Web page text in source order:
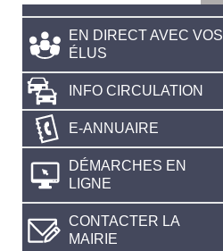
EN DIRECT AVEC VOS
ÉLUS
INFO CIRCULATION
E-ANNUAIRE
DÉMARCHES EN
LIGNE
CONTACTER LA
MAIRIE